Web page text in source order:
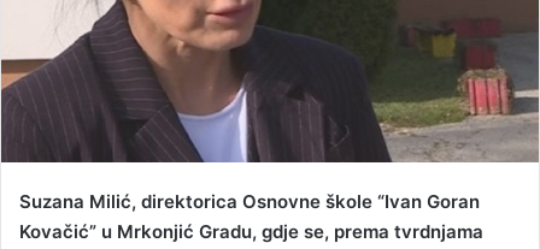
Suzana Milić, direktorica Osnovne škole “Ivan Goran
Kovačić” u Mrkonjić Gradu, gdje se, prema tvrdnjama